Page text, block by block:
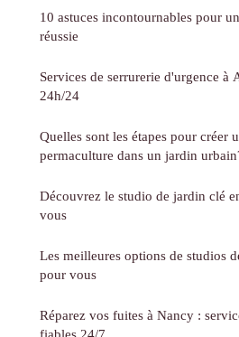
10 astuces incontournables pour
réussie
Services de serrurerie d'urgence à
24h/24
Quelles sont les étapes pour créer
permaculture dans un jardin
Découvrez le studio de jardin clé
vous
Les meilleures options de studios
pour vous
Réparez vos fuites à Nancy :